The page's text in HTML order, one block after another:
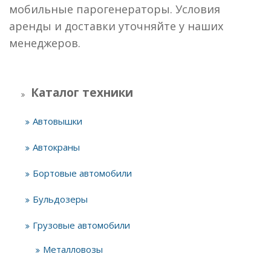
мобильные парогенераторы. Условия
аренды и доставки уточняйте у наших
менеджеров.
Каталог техники
Автовышки
Автокраны
Бортовые автомобили
Бульдозеры
Грузовые автомобили
Металловозы